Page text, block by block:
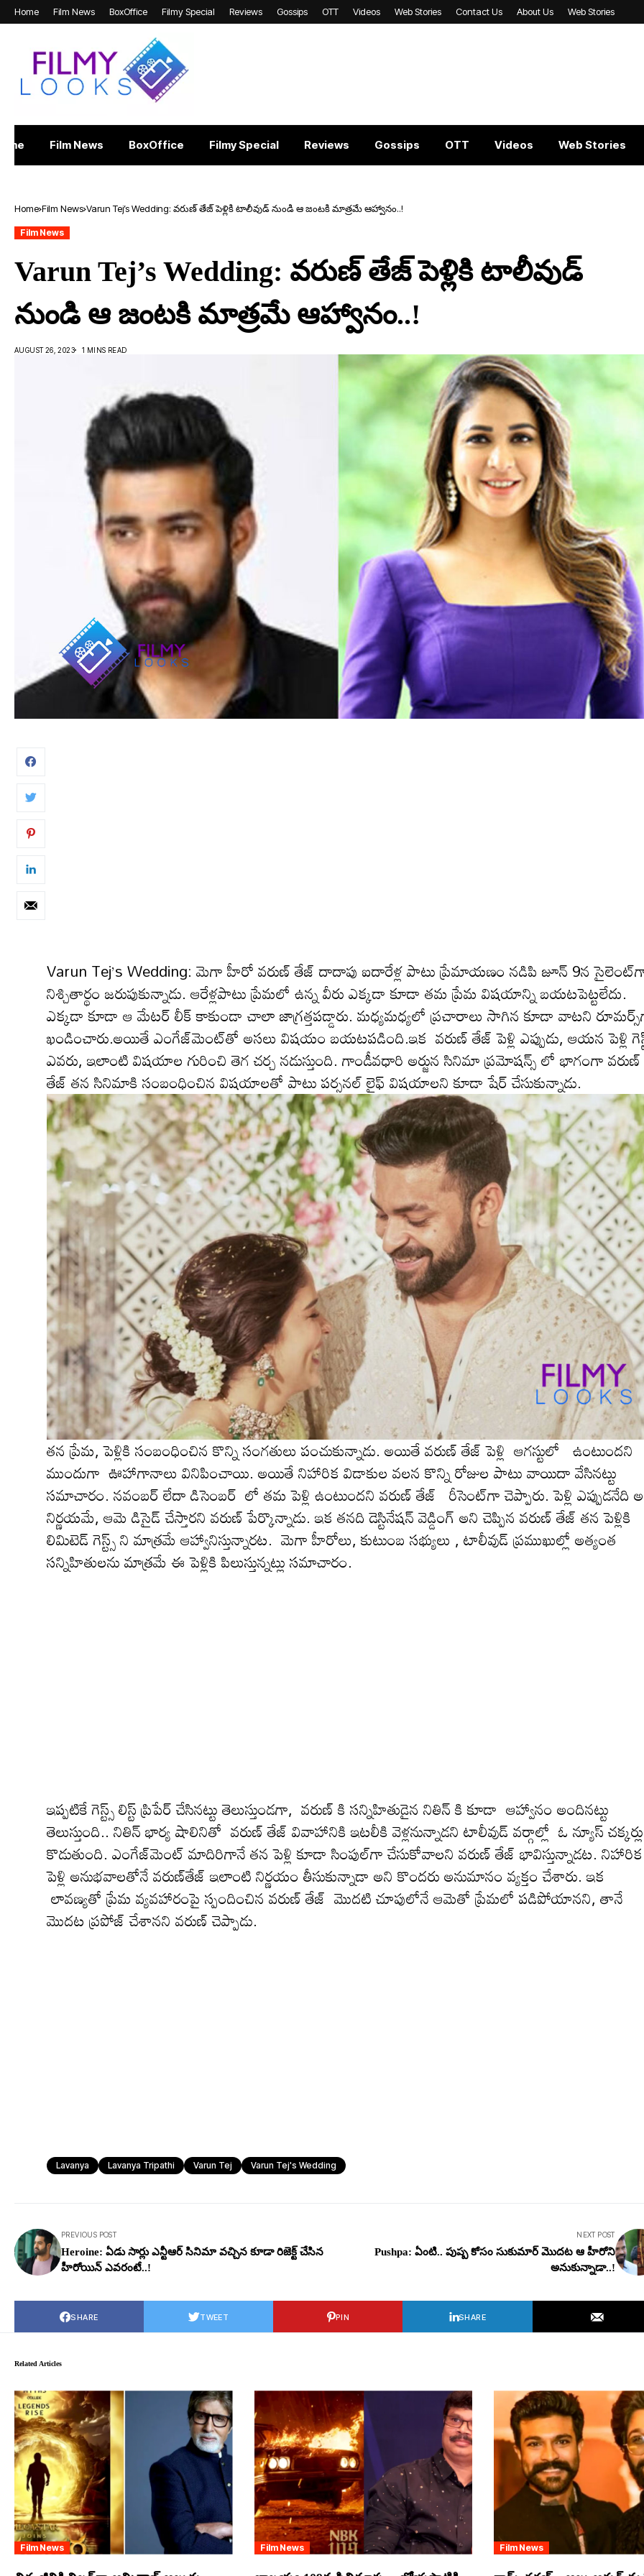
Home Film News BoxOffice Filmy Special Reviews Gossips OTT Videos Web Stories Contact Us About Us Web Stories
Film News BoxOffice Filmy Special Reviews Gossips OTT Videos Web Stories
Home Film News Varun Tej’s Wedding: వ‌రుణ్ తేజ్ పెళ్లికి టాలీవుడ్ నుండి ఆ జంట‌కి మాత్ర‌మే ఆహ్వానం..!
Film News
Varun Tej’s Wedding: వ‌రుణ్ తేజ్ పెళ్లికి టాలీవుడ్
నుండి ఆ జంట‌కి మాత్ర‌మే ఆహ్వానం..!
AUGUST 26, 2023 1 MINS READ
Varun Tej’s Wedding: మెగా హీరో వ‌రుణ్ తేజ్ దాదాపు ఐదారేళ్ల పాటు ప్రేమాయ‌ణం న‌డిపి జూన్ 9న
నిశ్చితార్థం జ‌రుపుకున్నాడు. ఆరేళ్ల‌పాటు ప్రేమ‌లో ఉన్న వీరు ఎక్క‌డా కూడా త‌మ ప్రేమ విష‌యాన్ని బ‌య‌ట‌పెట్టలేదు.
ఎక్క‌డా కూడా ఆ మేట‌ర్ లీక్ కాకుండా చాలా జాగ్ర‌త్త‌ప‌డ్డారు. మ‌ధ్య‌మ‌ధ్య‌లో ప్ర‌చారాలు సాగిన కూడా వాట‌ని
ఖండించారు.అయితే ఎంగేజ్‌మెంట్‌తో అస‌లు విష‌యం బ‌య‌ట‌ప‌డింది.ఇక వ‌రుణ్ తేజ్ పెళ్లి ఎప్పుడు, ఆయ‌న పెళ్లి
ఎవ‌రు, ఇలాంటి విష‌యాల గురించి తెగ చర్చ న‌డుస్తుంది. గాండీవ‌ధారి అర్జున సినిమా ప్ర‌మోష‌న్స్ లో భాగంగా వ‌రుణ్
తేజ్ త‌న సినిమాకి సంబంధించిన విష‌యాల‌తో పాటు ప‌ర్స‌న‌ల్ లైఫ్ విష‌యాల‌ని కూడా షేర్ చేసుకున్నాడు.
త‌న ప్రేమ‌, పెళ్లికి సంబంధించిన కొన్ని సంగ‌తులు పంచుకున్నాడు. అయితే వ‌రుణ్ తేజ్ పెళ్లి ఆగస్టులో ఉంటుందని
ముందుగా ఊహాగానాలు వినిపించాయి. అయితే నిహారిక విడాకుల వ‌ల‌న కొన్ని రోజుల పాటు వాయిదా వేసిన‌ట్టు
స‌మాచారం. నవంబర్ లేదా డిసెంబర్ లో త‌మ పెళ్లి ఉంటుందని వరుణ్ తేజ్ రీసెంట్‌గా చెప్పారు. పెళ్లి ఎప్పుడనేది
నిర్ణయమే, ఆమె డిసైడ్ చేస్తారని వ‌రుణ్ పేర్కొన్నాడు. ఇక తనది డెస్టినేషన్ వెడ్డింగ్ అని చెప్పిన వ‌రుణ్ తేజ్ త‌న పెళ్లికి
లిమిటెడ్ గెస్ట్స్ ని మాత్ర‌మే ఆహ్వానిస్తున్నార‌ట‌. మెగా హీరోలు, కుటుంబ సభ్యులు , టాలీవుడ్ ప్రముఖుల్లో అత్యంత
సన్నిహితులను మాత్ర‌మే ఈ పెళ్లికి పిలుస్తున్నట్లు సమాచారం.
ఇప్పటికే గెస్ట్స్ లిస్ట్ ప్రిపేర్ చేసిన‌ట్టు తెలుస్తుండ‌గా, వరుణ్ కి సన్నిహితుడైన నితిన్ కి కూడా ఆహ్వానం అందిన‌ట్టు
తెలుస్తుంది.. నితిన్ భార్య షాలినితో వరుణ్ తేజ్ వివాహానికి ఇట‌లీకి వెళ్లనున్నాడ‌ని టాలీవుడ్ వర్గాల్లో ఓ న్యూస్ చక్కర్లు
కొడుతుంది. ఎంగేజ్‌మెంట్ మాదిరిగానే త‌న పెళ్లి కూడా సింపుల్‌గా చేసుకోవాల‌ని వ‌రుణ్ తేజ్ భావిస్తున్నాడ‌ట‌. నిహారిక
పెళ్లి అనుభ‌వాల‌తోనే వ‌రుణ్‌తేజ్ ఇలాంటి నిర్ణ‌యం తీసుకున్నాడా అని కొంద‌రు అనుమానం వ్య‌క్తం చేశారు. ఇక
లావణ్యతో ప్రేమ వ్యవహారంపై స్పందించిన వ‌రుణ్ తేజ్ మొదటి చూపులోనే ఆమెతో ప్రేమలో పడిపోయానని, తానే
మొదట ప్ర‌పోజ్ చేశాన‌ని వరుణ్ చెప్పాడు.
Lavanya Lavanya Tripathi Varun Tej Varun Tej's Wedding
PREVIOUS POST
Heroine: ఏడు సార్లు ఎన్టీఆర్ సినిమా వ‌చ్చిన కూడా రిజెక్ట్ చేసిన
హీరోయిన్ ఎవ‌రంటే..!
NEXT POST
Pushpa: ఏంటి.. పుష్ప కోసం సుకుమార్ మొద‌ట ఆ హీరోని
అనుకున్నాడా..!
SHARE TWEET PIN SHARE
Related Articles
Film News Film News Film News